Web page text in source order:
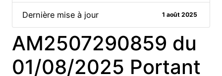
Dernière mise à jour 1 août 2025
AM2507290859 du
01/08/2025 Portant